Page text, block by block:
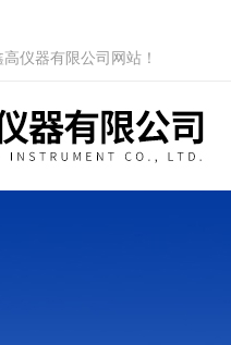
仪器有限公司网站！